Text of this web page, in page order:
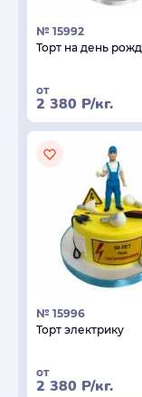
№ 15992
Торт на день
от
2 380 Р/кг.
№ 15996
Торт электрику
от
2 380 Р/кг.